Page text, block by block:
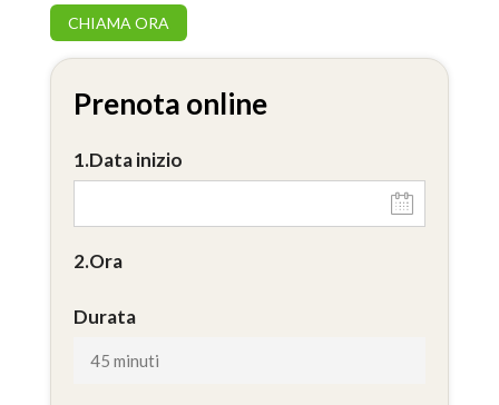
CHIAMA ORA
Data inizio
Ora
Durata
45 minuti